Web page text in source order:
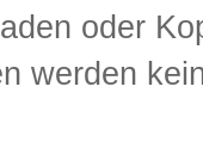
oder
werden